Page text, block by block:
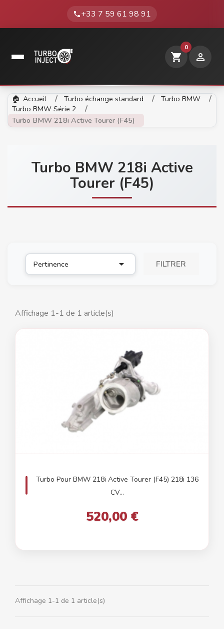
phone+33 7 59 61 98 91
shopping_cart
0

Accueil Turbo échange standard
Turbo BMW
Turbo BMW Série 2
Turbo BMW 218i Active Tourer (F45)
Turbo BMW 218i Active
Tourer (F45)
Pertinence  FILTRER
Affichage 1-1 de 1 article(s)
Turbo Pour BMW 218i Active Tourer (F45) 218i 136
CV...
520,00 €
Affichage 1-1 de 1 article(s)